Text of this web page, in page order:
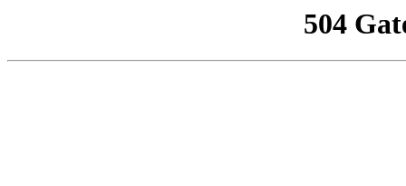
504